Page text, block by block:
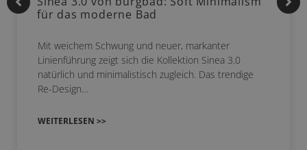
für das moderne Bad
Mit weichem Schwung und neuer, markanter
Linienführung zeigt sich die Kollektion Sinea 3.0
natürlich und minimalistisch zugleich. Das trendige
Re-Design…
WEITERLESEN >>